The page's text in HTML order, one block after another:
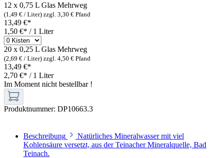
12 x 0,75 L Glas Mehrweg
(1,49 € / Liter) zzgl. 3,30 € Pfand
13,49 €*
1,50 €* / 1 Liter
20 x 0,25 L Glas Mehrweg
(2,69 € / Liter) zzgl. 4,50 € Pfand
13,49 €*
2,70 €* / 1 Liter
Im Moment nicht bestellbar !
Produktnummer: DP10663.3
Beschreibung
Natürliches Mineralwasser mit viel
Kohlensäure versetzt, aus der Teinacher Mineralquelle, Bad
Teinach.